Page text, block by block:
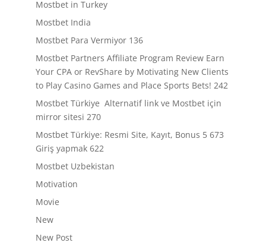
Mostbet in Turkey
Mostbet India
Mostbet Para Vermiyor 136
Mostbet Partners Affiliate Program Review Earn
Your CPA or RevShare by Motivating New Clients
to Play Casino Games and Place Sports Bets! 242
Mostbet Türkiye ️ Alternatif link ve Mostbet için
mirror sitesi 270
Mostbet Türkiye: Resmi Site, Kayıt, Bonus 5 673
Giriş yapmak 622
Mostbet Uzbekistan
Motivation
Movie
New
New Post